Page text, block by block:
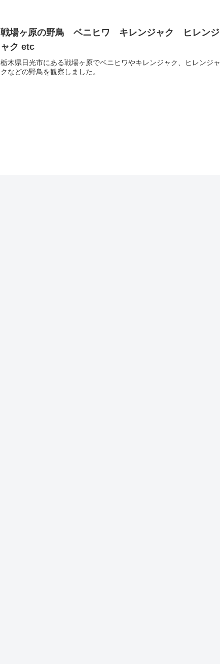
戦場ヶ原の野鳥 ベニヒワ キレンジャク ヒレンジ
ャク etc
栃木県日光市にある戦場ヶ原でベニヒワやキレンジャク、ヒレンジャ
クなどの野鳥を観察しました。